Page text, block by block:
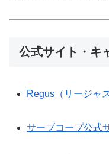
公式サイト・キ
Regus（リージャ
サーブコープ公式